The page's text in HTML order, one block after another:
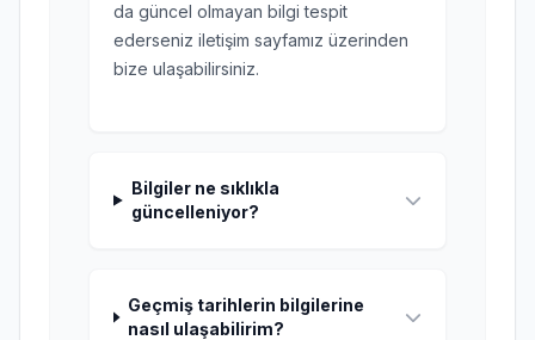
da güncel olmayan bilgi tespit
ederseniz iletişim sayfamız üzerinden
bize ulaşabilirsiniz.
Bilgiler ne sıklıkla
güncelleniyor?
Geçmiş tarihlerin bilgilerine
nasıl ulaşabilirim?